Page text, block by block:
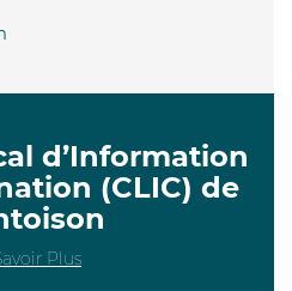
d’Information
(CLIC) de
Plus